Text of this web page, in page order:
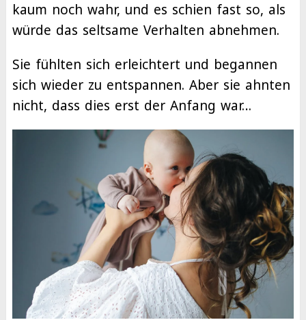
kaum noch wahr, und es schien fast so, als
würde das seltsame Verhalten abnehmen.
Sie fühlten sich erleichtert und begannen
sich wieder zu entspannen. Aber sie ahnten
nicht, dass dies erst der Anfang war…